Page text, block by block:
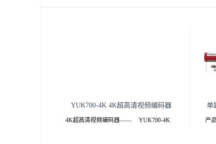
YUK700-4K 4K超高清视频编码器
4K超高清视频编码器—— YUK700-4K
单
产